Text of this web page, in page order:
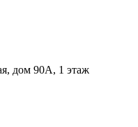
дом 90А, 1 этаж